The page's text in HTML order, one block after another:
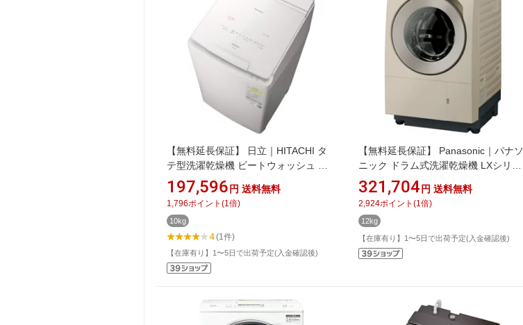
【無料延長保証】 日立｜HITACHI タ
テ型洗濯乾燥機 ビートウォッシュ ホ
ワイト BW-DX100M-W [洗濯10.0kg /
乾燥5.5kg /上開き /ヒーター乾燥(水
冷・除湿タイプ)]
197,596 円 送料無料
1,796ポイント (1 倍)
10kg
4(1件)
【在庫有り】1〜5日で出荷予定(入金確認後)
【無料延長保証】 Panasonic｜パナソ
ニック ドラム式洗濯乾燥機 LXシリー
ズ サンドグレージュ NA-LX129EL-C
[洗濯12.0kg /乾燥6.0kg /左開き /ヒー
トポンプ乾燥]
321,704 円 送料無料
2,924ポイント (1 倍)
12kg
【在庫有り】1〜5日で出荷予定(入金確認後)